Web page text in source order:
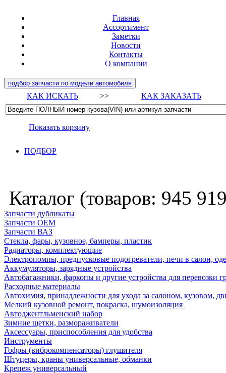
Главная
Ассортимент
Заметки
Новости
Контакты
О компании
подбор запчасти по модели автомобиля
КАК ИСКАТЬ >> КАК ЗАКАЗАТЬ
Показать корзину
ПОДБОР
Каталог (товаров: 945
Запчасти дубликаты
Запчасти ОЕМ
Запчасти ВАЗ
Стекла, фары, кузовное, бамперы, пластик
Радиаторы, комплектующие
Электропомпы, предпусковые подогреватели, печи в салон,
Аккумуляторы, зарядные устройства
Автобагажники, фаркопы и другие устройства для перевозки
Расходные материалы
Автохимия, принадлежности для ухода за салоном, кузовом,
Мелкий кузовной ремонт, покраска, шумоизоляция
Автоджентльменский набор
Зимние щетки, размораживатели
Аксессуары, приспособления для удобства
Инструменты
Гофры (виброкомпенсаторы) глушителя
Штуцеры, краны универсальные, обманки
Крепеж универсальный